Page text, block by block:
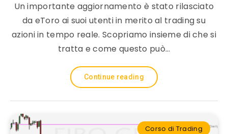
Un importante aggiornamento è stato rilasciato
da eToro ai suoi utenti in merito al trading su
azioni in tempo reale. Scopriamo insieme di che si
tratta e come questo può…
Continue reading
Corso di Trading